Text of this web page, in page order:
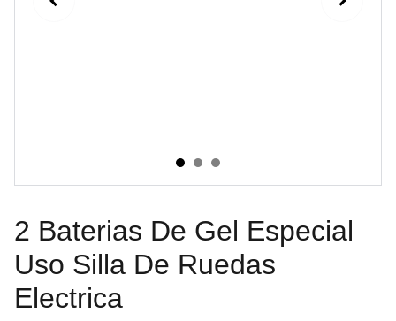
2 Baterias De Gel Especial
Uso Silla De Ruedas
Electrica